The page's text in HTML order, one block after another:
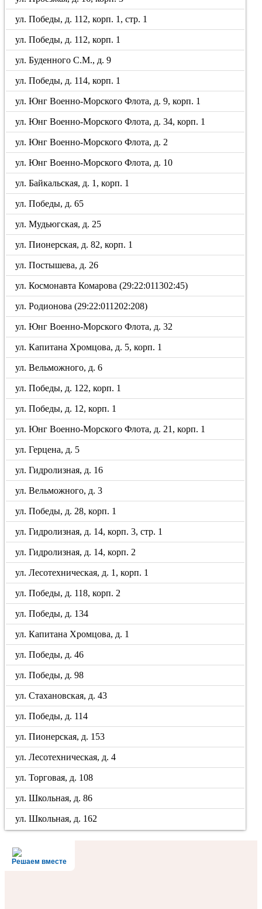
ул. Победы, д. 112, корп. 1, стр. 1
ул. Победы, д. 112, корп. 1
ул. Буденного С.М., д. 9
ул. Победы, д. 114, корп. 1
ул. Юнг Военно-Морского Флота, д. 9, корп. 1
ул. Юнг Военно-Морского Флота, д. 34, корп. 1
ул. Юнг Военно-Морского Флота, д. 2
ул. Юнг Военно-Морского Флота, д. 10
ул. Байкальская, д. 1, корп. 1
ул. Победы, д. 65
ул. Мудьюгская, д. 25
ул. Пионерская, д. 82, корп. 1
ул. Постышева, д. 26
ул. Космонавта Комарова (29:22:011302:45)
ул. Родионова (29:22:011202:208)
ул. Юнг Военно-Морского Флота, д. 32
ул. Капитана Хромцова, д. 5, корп. 1
ул. Вельможного, д. 6
ул. Победы, д. 122, корп. 1
ул. Победы, д. 12, корп. 1
ул. Юнг Военно-Морского Флота, д. 21, корп. 1
ул. Герцена, д. 5
ул. Гидролизная, д. 16
ул. Вельможного, д. 3
ул. Победы, д. 28, корп. 1
ул. Гидролизная, д. 14, корп. 3, стр. 1
ул. Гидролизная, д. 14, корп. 2
ул. Лесотехническая, д. 1, корп. 1
ул. Победы, д. 118, корп. 2
ул. Победы, д. 134
ул. Капитана Хромцова, д. 1
ул. Победы, д. 46
ул. Победы, д. 98
ул. Стахановская, д. 43
ул. Победы, д. 114
ул. Пионерская, д. 153
ул. Лесотехническая, д. 4
ул. Торговая, д. 108
ул. Школьная, д. 86
ул. Школьная, д. 162
Решаем вместе